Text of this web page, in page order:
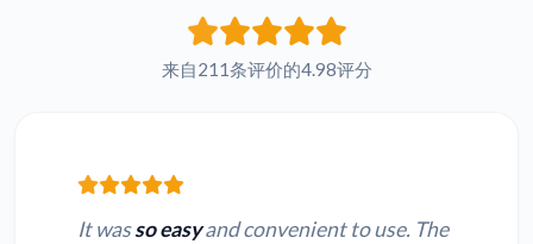
来自211条评价的4.98评分
It wasso easyand convenient to use. The